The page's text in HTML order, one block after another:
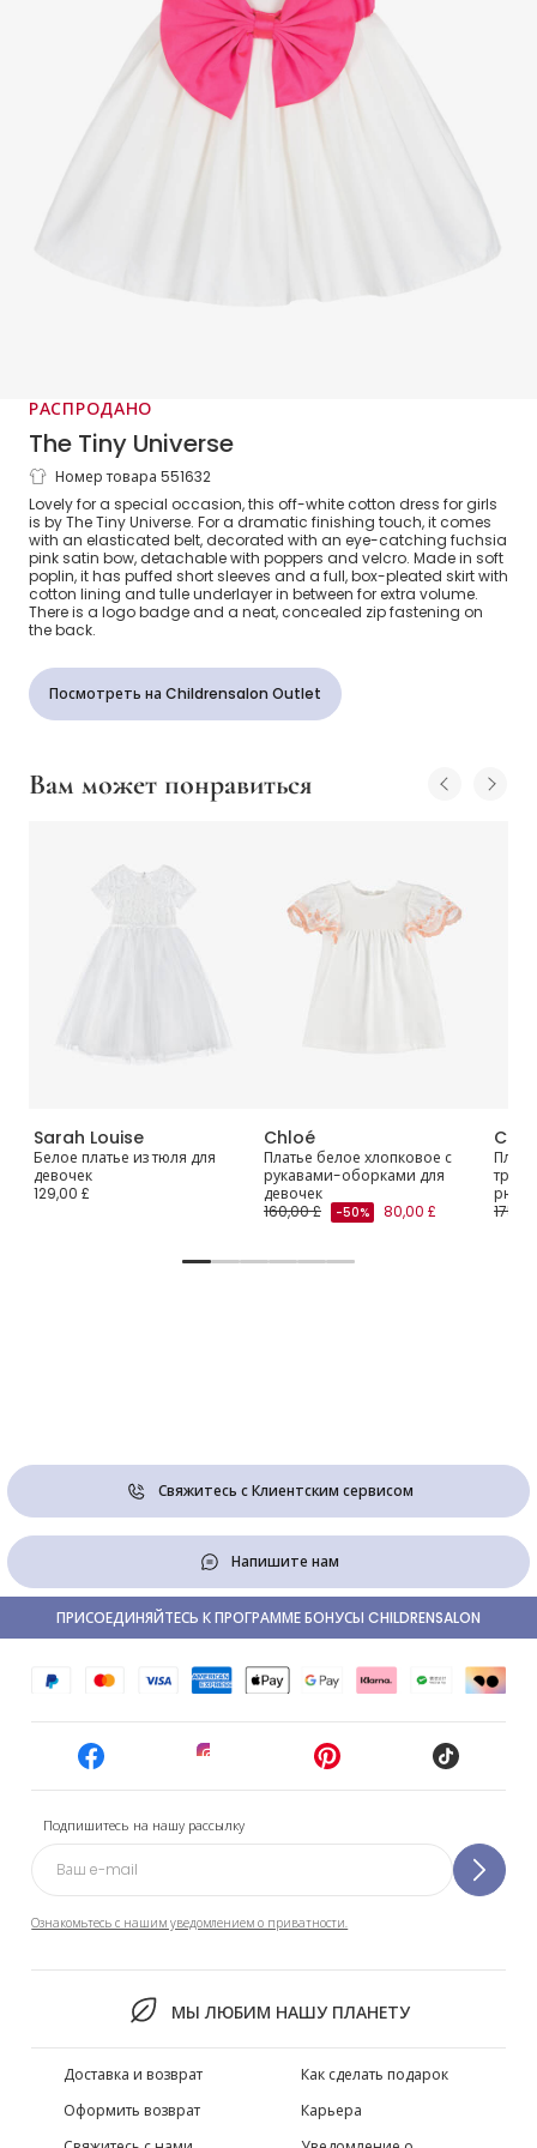
РАСПРОДАНО
The Tiny Universe
Girls White Cotton & Pink Bow Dress
Номер товара 551632
Lovely for a special occasion, this off-white cotton dress for girls
is by The Tiny Universe. For a dramatic finishing touch, it comes
with an elasticated belt, decorated with an eye-catching fuchsia
pink satin bow, detachable with poppers and velcro. Made in soft
poplin, it has puffed short sleeves and a full, box-pleated skirt with
cotton lining and tulle underlayer in between for extra volume.
There is a logo badge and a neat, concealed zip fastening on
the back.
Посмотреть на Childrensalon Outlet
Вам может понравиться
Sarah Louise
Белое платье из тюля для
девочек
129,00 £
Chloé
Платье белое хлопковое с
рукавами-оборками для
девочек
160,00 £
-50% 80,00 £
Свяжитесь с Клиентским сервисом
Напишите нам
Подпишитесь на нашу рассылку
Ознакомьтесь с нашим уведомлением о приватности.
МЫ ЛЮБИМ НАШУ ПЛАНЕТУ
ПРИСОЕДИНЯЙТЕСЬ К ПРОГРАММЕ БОНУСЫ CHILDRENSALON
Доставка и возврат
Оформить возврат
Как сделать подарок
Карьера